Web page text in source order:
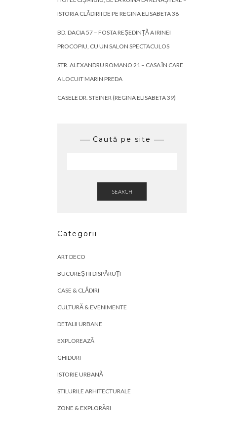
ISTORIA CLĂDIRII DE PE REGINA ELISABETA 38
BD. DACIA 57 – FOSTA REȘEDINȚĂ A IRINEI
PROCOPIU, CU UN SALON SPECTACULOS
STR. ALEXANDRU ROMANO 21 – CASA ÎN CARE
A LOCUIT MARIN PREDA
CASELE DR. STEINER (REGINA ELISABETA 39)
Caută pe site
SEARCH
Categorii
ART DECO
BUCUREȘTII DISPĂRUȚI
CASE & CLĂDIRI
CULTURĂ & EVENIMENTE
DETALII URBANE
EXPLOREAZĂ
GHIDURI
ISTORIE URBANĂ
STILURILE ARHITECTURALE
ZONE & EXPLORĂRI